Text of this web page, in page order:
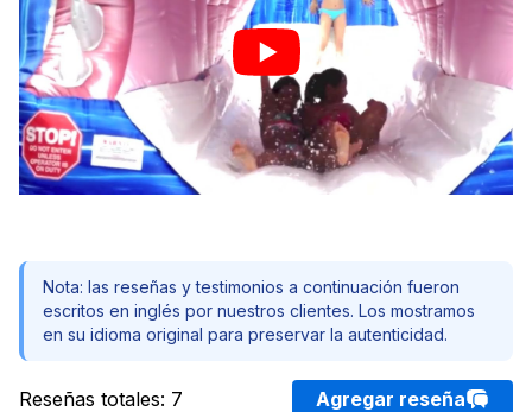
Nota: las reseñas y testimonios a continuación fueron
escritos en inglés por nuestros clientes. Los mostramos
en su idioma original para preservar la autenticidad.
Reseñas totales: 7 Agregar reseña